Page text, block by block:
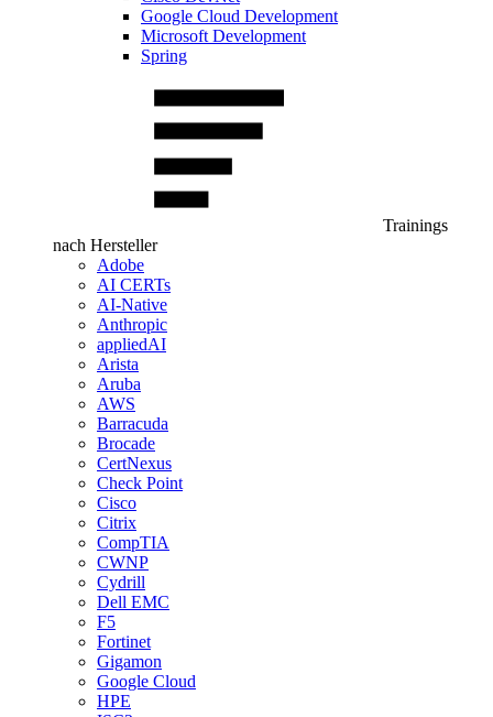
Google Cloud Development
Microsoft Development
Spring
Trainings
nach Hersteller
Adobe
AI CERTs
AI-Native
Anthropic
appliedAI
Arista
Aruba
AWS
Barracuda
Brocade
CertNexus
Check Point
Cisco
Citrix
CompTIA
CWNP
Cydrill
Dell EMC
F5
Fortinet
Gigamon
Google Cloud
HPE